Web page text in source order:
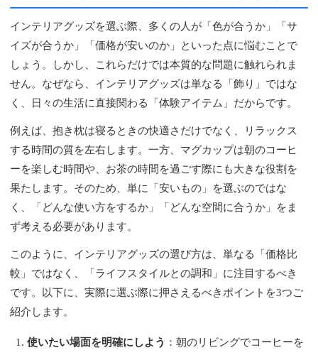
インテリアグッズを選ぶ際、多くの人が「色が合うか」「サ
イズが合うか」「価格が安いのか」といった点に悩むことで
しょう。しかし、これらだけでは本質的な問題に触れられま
せん。なぜなら、インテリアグッズは単なる「飾り」ではな
く、日々の生活に直接関わる「体験アイテム」だからです。
例えば、抱き枕は寝るときの快適さだけでなく、リラックス
する時間の質を左右します。一方、マグカップは朝のコーヒ
ーを楽しむ時間や、お茶の時間を過ごす際にも大きな役割を
果たします。そのため、単に「安いもの」を選ぶのではな
く、「どんな使い方をするか」「どんな空間に合うか」をま
ず考える必要があります。
このように、インテリアグッズの選び方は、単なる「価格比
較」ではなく、「ライフスタイルとの調和」に注目するべき
です。以下に、実際に選ぶ際に押さえるべきポイントを3つご
紹介します。
使いたい場面を明確にしよう ：朝のリビングでコーヒーを